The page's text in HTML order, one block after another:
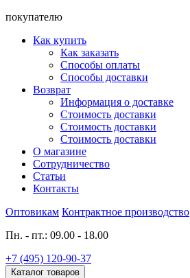
покупателю
Как купить
Как заказать
Способы оплаты
Способы доставки
Возврат
Информация о доставке
Стоимость доставки
Стоимость доставки
Стоимость доставки
О магазине
Сотрудничество
Статьи
Контакты
Оптовикам Контрактное производство
Пн. - пт.: 09.00 - 18.00
+7 (495) 120-90-37
Каталог товаров